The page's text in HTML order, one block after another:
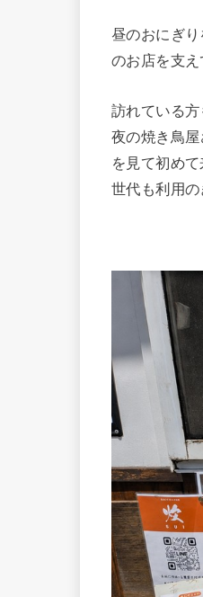
昼のおにぎ
のお店を支え
訪れている方
夜の焼き鳥
を見て初めて
世代も利用